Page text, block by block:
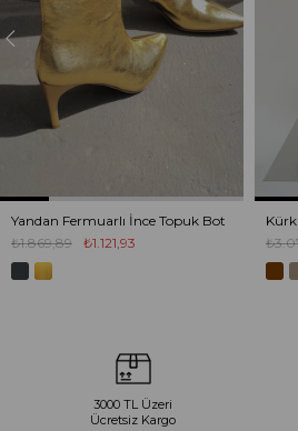
Yandan Fermuarlı İnce Topuk Bot
₺1.121,93
₺1.869,89
3000 TL Üzeri
Ücretsiz Kargo